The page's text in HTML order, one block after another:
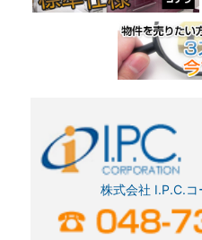
株式会社 I.P.C.